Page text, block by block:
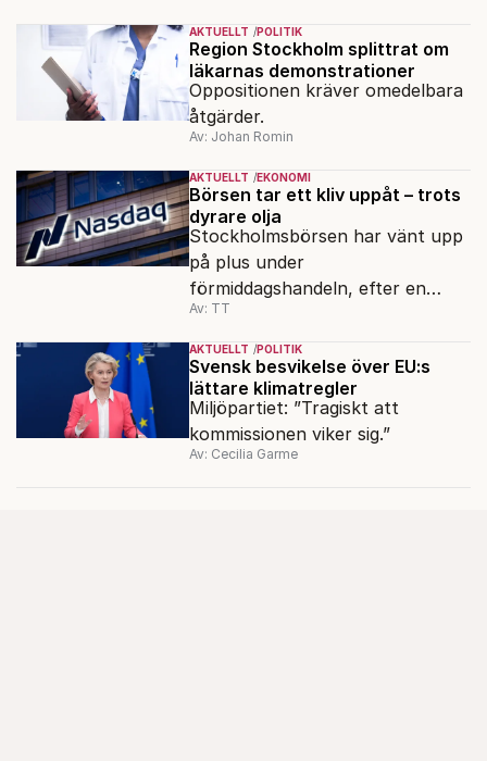
AKTUELLT POLITIK
Region Stockholm splittrat om
läkarnas demonstrationer
Oppositionen kräver omedelbara
åtgärder.
Av: Johan Romin
AKTUELLT EKONOMI
Börsen tar ett kliv uppåt – trots
dyrare olja
Stockholmsbörsen har vänt upp
på plus under
förmiddagshandeln, efter en
inledning nedåt – trots ett högre
oljepris och AI-oro.
Av: TT
AKTUELLT POLITIK
Svensk besvikelse över EU:s
lättare klimatregler
Miljöpartiet: ”Tragiskt att
kommissionen viker sig.”
Av: Cecilia Garme